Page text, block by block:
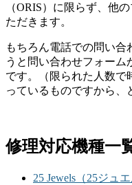
（ORIS）に限らず、他
ただきます。
もちろん電話での問い
うと問い合わせフォー
です。（限られた人数で
っているものですから、
修理対応機種一
25 Jewels（25ジュ